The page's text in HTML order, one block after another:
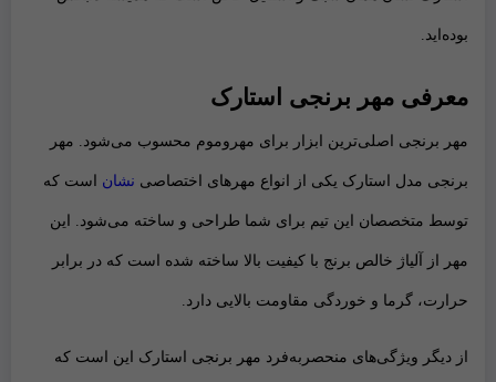
بوده‌اید.
معرفی مهر برنجی استارک
مهر برنجی اصلی‌ترین ابزار برای مهروموم محسوب می‌شود. مهر
برنجی مدل استارک یکی از انواع مهر‌های اختصاصی نشان است که
توسط متخصصان این تیم برای شما طراحی و ساخته می‌شود. این
مهر از آلیاژ خالص برنج با کیفیت بالا ساخته شده است که در برابر
حرارت، گرما و خوردگی مقاومت بالایی دارد.
از دیگر ویژگی‌های منحصر‌به‌فرد مهر برنجی استارک این است که